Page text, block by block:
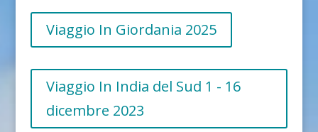
Viaggio In Giordania 2025
Viaggio In India del Sud 1 - 16
dicembre 2023